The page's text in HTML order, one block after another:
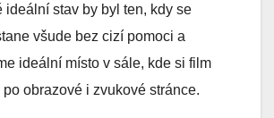
ideální stav by byl ten, kdy se
všude bez cizí pomoci a
ideální místo v sále, kde si film
obrazové i zvukové stránce.